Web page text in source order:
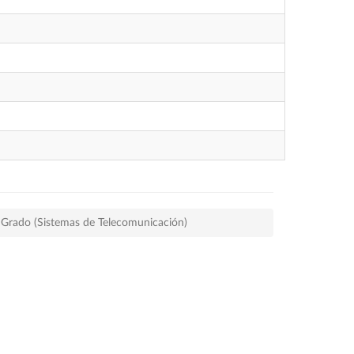
Grado (Sistemas de Telecomunicación)